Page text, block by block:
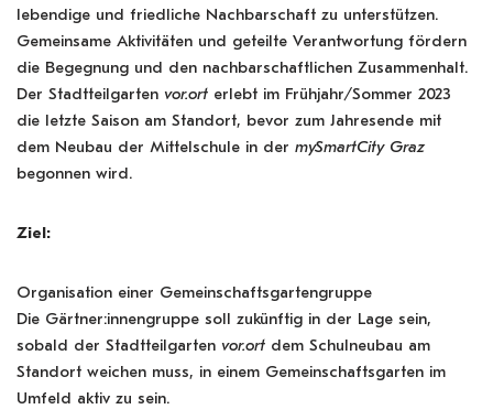
lebendige und friedliche Nachbarschaft zu unterstützen.
Gemeinsame Aktivitäten und geteilte Verantwortung fördern
die Begegnung und den nachbarschaftlichen Zusammenhalt.
Der Stadtteilgarten vor.ort erlebt im Frühjahr/Sommer 2023
die letzte Saison am Standort, bevor zum Jahresende mit
dem Neubau der Mittelschule in der mySmartCity Graz
begonnen wird.
Ziel:
Organisation einer Gemeinschaftsgartengruppe
Die Gärtner:innengruppe soll zukünftig in der Lage sein,
sobald der Stadtteilgarten vor.ort dem Schulneubau am
Standort weichen muss, in einem Gemeinschaftsgarten im
Umfeld aktiv zu sein.